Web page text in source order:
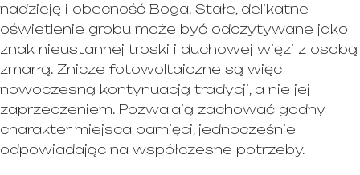
nadzieję i obecność Boga. Stałe, delikatne
oświetlenie grobu może być odczytywane jako
znak nieustannej troski i duchowej więzi z osobą
zmarłą. Znicze fotowoltaiczne są więc
nowoczesną kontynuacją tradycji, a nie jej
zaprzeczeniem. Pozwalają zachować godny
charakter miejsca pamięci, jednocześnie
odpowiadając na współczesne potrzeby.